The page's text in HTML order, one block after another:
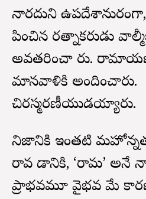
నారదుని
పించిన రత్నాకరుడు
అవతరించా రు.
మానవాళికి అందించారు.
చిరస్మరణీయుడయ్యారు.
నిజానికి ఇంతటి మహోన్నత
రావ డానికి, ‘రామ’ అనే
ప్రాభవమూ వైభవ మే